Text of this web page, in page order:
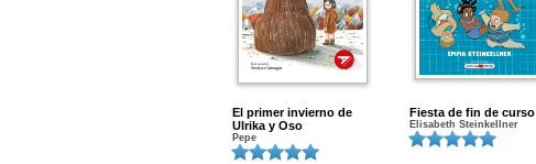
El primer invierno de
Ulrika y Oso
Pepe
Fiesta de fin de curso
Elisabeth Steinkellner